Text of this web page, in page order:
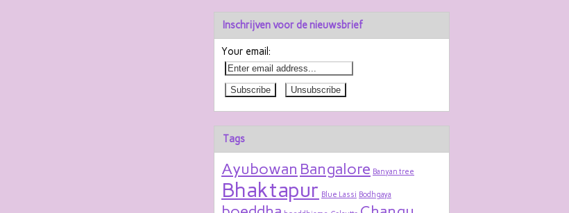
Inschrijven voor de nieuwsbrief
Your email:
Tags
Ayubowan Bangalore Banyan tree
Bhaktapur Blue Lassi Bodhgaya